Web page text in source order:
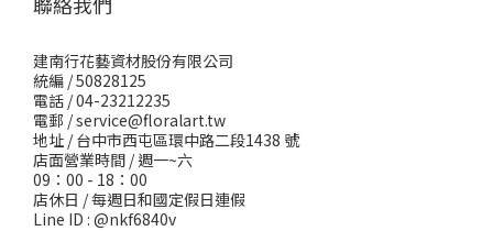
建南行花藝資材股份有限公司
統編 / 50828125
電話 / 04-23212235
電郵 /service@floralart.tw
地址 / 台中市西屯區環中路二段1438 號
店面營業時間 / 週一~六
09：00 - 18：00
店休日 / 每週日和國定假日連假
Line ID : @nkf6840v